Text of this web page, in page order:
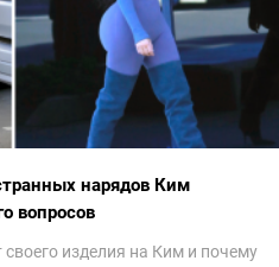
нарядов Ким
вопросов
изделия на Ким и почему